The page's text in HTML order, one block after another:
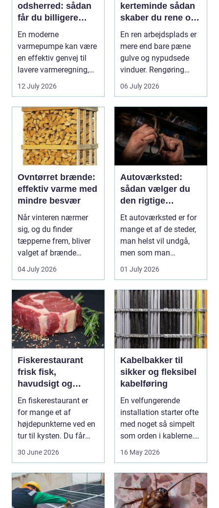
odsherred: sådan
får du billigere
varme og et bedre
En moderne
varmepumpe kan være
en effektiv genvej til
lavere varmeregning,
mindre CO2-udslip og
12 July 2026
kerteminde sådan
skaber du rene og
trygge rammer på
arbejdspladsen
En ren arbejdsplads er
mere end bare pæne
gulve og nypudsede
vinduer. Rengøring
påvirker medarbejder...
06 July 2026
Ovntørret brænde:
effektiv varme med
mindre besvær
Når vinteren nærmer
sig, og du finder
tæpperne frem, bliver
valget af brænde
pludselig vigtigt.
Mang...
04 July 2026
Autoværksted:
sådan vælger du
den rigtige
mekaniker
Et autoværksted er for
mange et af de steder,
man helst vil undgå,
men som man
alligevel...
01 July 2026
Fiskerestaurant
frisk fisk,
havudsigt og
afslappet
atmosfære
En fiskerestaurant er
for mange et af
højdepunkterne ved en
tur til kysten. Du får
30 June 2026
Kabelbakker til
sikker og fleksibel
kabelføring
En velfungerende
installation starter ofte
med noget så simpelt
som orden i kablerne.
16 May 2026